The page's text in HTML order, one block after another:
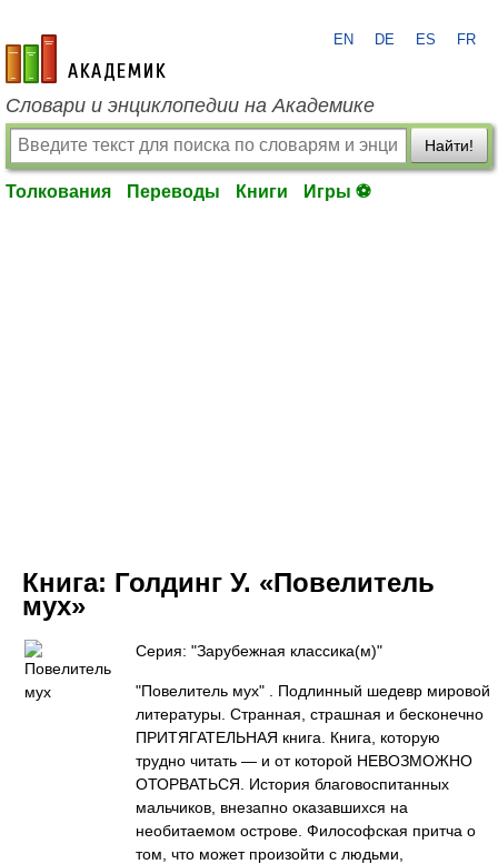
academic.ru
EN DE ES FR
Словари и энциклопедии на Академике
Найти!
Толкования Переводы Книги Игры ⚽
Книга: Голдинг У. «Повелитель
мух»
Серия: "Зарубежная классика(м)"
"Повелитель мух" . Подлинный шедевр мировой
литературы. Странная, страшная и бесконечно
ПРИТЯГАТЕЛЬНАЯ книга. Книга, которую
трудно читать — и от которой НЕВОЗМОЖНО
ОТОРВАТЬСЯ. История благовоспитанных
мальчиков, внезапно оказавшихся на
необитаемом острове. Философская притча о
том, что может произойти с людьми,